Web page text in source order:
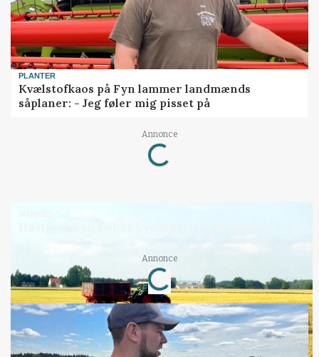
PLANTER
Kvælstofkaos på Fyn lammer landmænds
såplaner: - Jeg føler mig pisset på
Annonce
Loading...
Annonce
Loading...